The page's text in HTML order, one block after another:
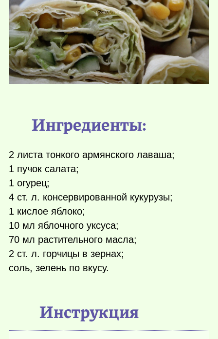
Ингредиенты:
2 листа тонкого армянского лаваша;
1 пучок салата;
1 огурец;
4 ст. л. консервированной кукурузы;
1 кислое яблоко;
10 мл яблочного уксуса;
70 мл растительного масла;
2 ст. л. горчицы в зернах;
соль, зелень по вкусу.
Инструкция